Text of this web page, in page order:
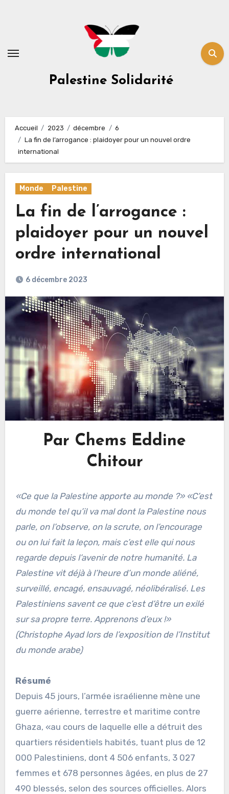
Palestine Solidarité
Accueil 2023 décembre
6
La fin de l’arrogance : plaidoyer pour un nouvel ordre
international
Monde Palestine
La fin de l’arrogance :
plaidoyer pour un nouvel
ordre international
6 décembre 2023
Par Chems Eddine
Chitour
«Ce que la Palestine apporte au monde ?» «C’est
du monde tel qu’il va mal dont la Palestine nous
parle, on l’observe, on la scrute, on l’encourage
ou on lui fait la leçon, mais c’est elle qui nous
regarde depuis l’avenir de notre humanité. La
Palestine vit déjà à l’heure d’un monde aliéné,
surveillé, encagé, ensauvagé, néolibéralisé. Les
Palestiniens savent ce que c’est d’être un exilé
sur sa propre terre. Apprenons d’eux !»
(Christophe Ayad lors de l’exposition de l’Institut
du monde arabe)
Résumé
Depuis 45 jours, l’armée israélienne mène une
guerre aérienne, terrestre et maritime contre
Ghaza, «au cours de laquelle elle a détruit des
quartiers résidentiels habités, tuant plus de 12
000 Palestiniens, dont 4 506 enfants, 3 027
femmes et 678 personnes âgées, en plus de 27
490 blessés, selon des sources officielles. Alors